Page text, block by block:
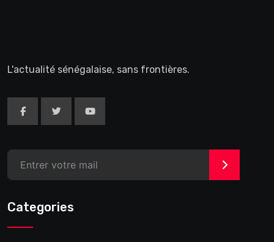
L'actualité sénégalaise, sans frontières.
>
Categories